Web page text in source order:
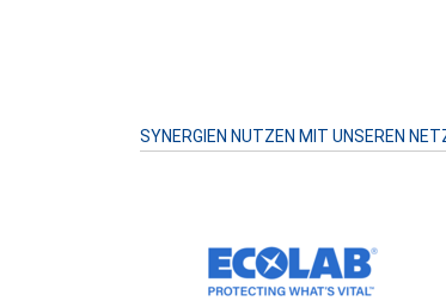
SYNERGIEN NUTZEN MIT UNSEREN